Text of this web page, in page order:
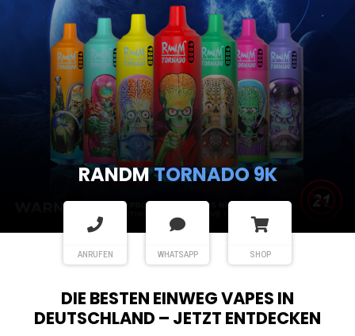
RANDMTORNADO 9K
ANRUFEN WHATSAPP SHOP
DIE BESTEN EINWEG VAPES IN
DEUTSCHLAND – JETZT ENTDECKEN